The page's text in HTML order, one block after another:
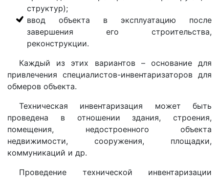
структур);
ввод объекта в эксплуатацию после
завершения его строительства,
реконструкции.
Каждый из этих вариантов – основание для
привлечения специалистов-инвентаризаторов для
обмеров объекта.
Техническая инвентаризация может быть
проведена в отношении здания, строения,
помещения, недостроенного объекта
недвижимости, сооружения, площадки,
коммуникаций и др.
Проведение технической инвентаризации